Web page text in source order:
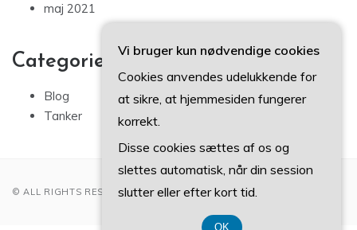
maj 2021
Categories
Blog
Tanker
© ALL RIGHTS RESERVED 2022
Vi bruger kun nødvendige cookies
Cookies anvendes udelukkende for
at sikre, at hjemmesiden fungerer
korrekt.
Disse cookies sættes af os og
slettes automatisk, når din session
slutter eller efter kort tid.
OK